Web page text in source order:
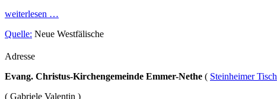
weiterlesen …
Quelle: Neue Westfälische
Adresse
Evang. Christus-Kirchengemeinde Emmer-Nethe ( Steinheimer Tisch
( Gabriele Valentin )